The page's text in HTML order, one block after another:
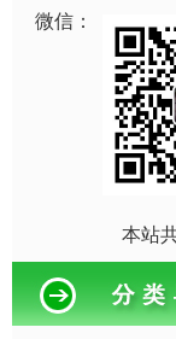
微信：
本站